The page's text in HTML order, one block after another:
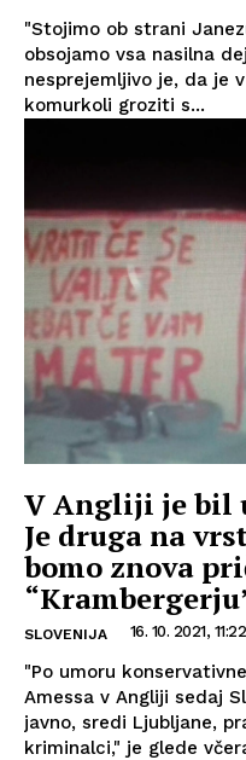
"Stojimo ob strani
obsojamo vsa nasilna
nesprejemljivo je, da je
komurkoli groziti s...
V Angliji je bil
Je druga na
bomo znova
SLOVENIJA 16. 10. 2021, 11:22
"Po umoru
Amessa v Angliji sedaj
javno, sredi Ljubljane,
kriminalci," je glede